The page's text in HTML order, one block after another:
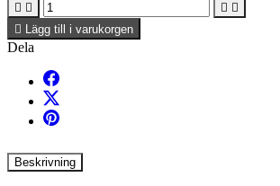
   
 Lägg till i varukorgen
Dela
Beskrivning